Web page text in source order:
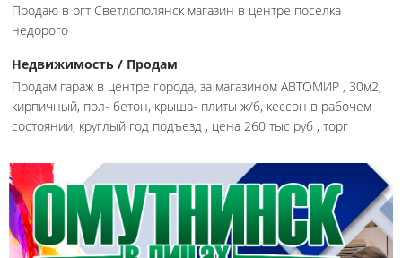
Продаю в ргт Светлополянск магазин в центре поселка
недорого
Недвижимость / Продам
Продам гараж в центре города, за магазином АВТОМИР , 30м2,
кирпичный, пол- бетон, крыша- плиты ж/б, кессон в рабочем
состоянии, круглый год подъезд , цена 260 тыс руб , торг